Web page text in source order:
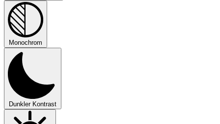
Monochrom
Dunkler Kontrast